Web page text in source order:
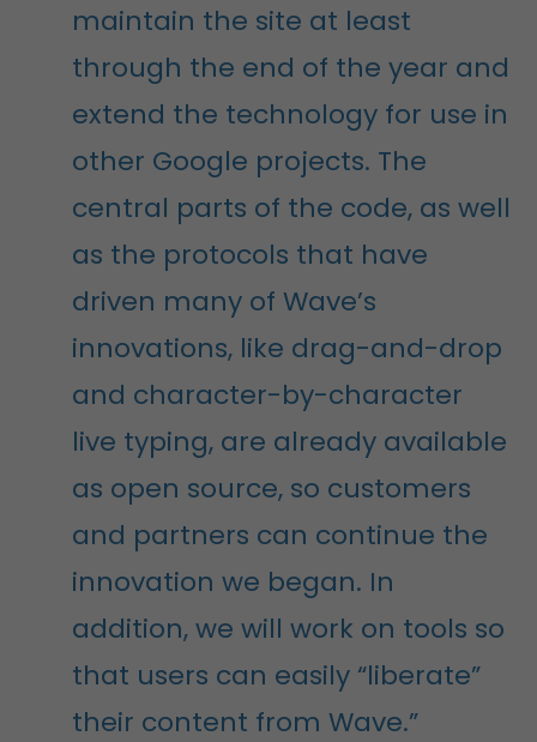
maintain the site at least
through the end of the year and
extend the technology for use in
other Google projects. The
central parts of the code, as well
as the protocols that have
driven many of Wave’s
innovations, like drag-and-drop
and character-by-character
live typing, are already available
as open source, so customers
and partners can continue the
innovation we began. In
addition, we will work on tools so
that users can easily “liberate”
their content from Wave.”